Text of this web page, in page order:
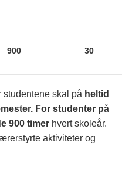
900 30
studentene skal på heltid
For studenter på
900 timer hvert skoleår.
aktiviteter og